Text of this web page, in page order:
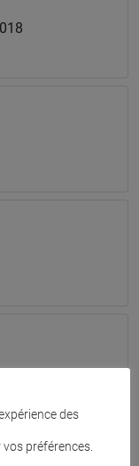
des
préférences.